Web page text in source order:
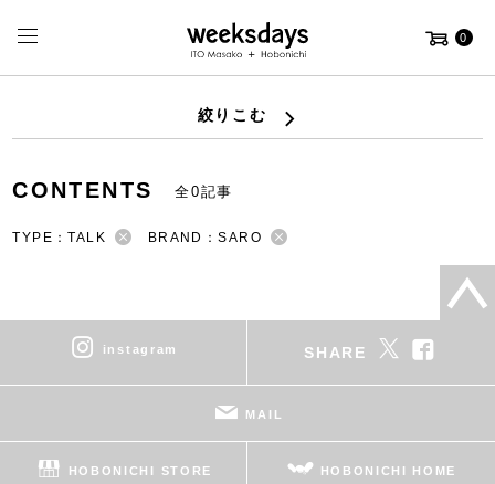
0
絞りこむ
CONTENTS 全0記事
TYPE：TALK BRAND：SARO
instagram SHARE
MAIL
HOBONICHI STORE HOBONICHI HOME